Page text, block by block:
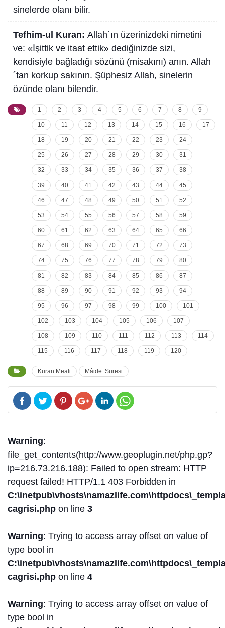
sinelerde olanı bilir.
Tefhim-ul Kuran: Allah´ın üzerinizdeki nimetini
ve: «İşittik ve itaat ettik» dediğinizde sizi,
kendisiyle bağladığı sözünü (misakını) anın. Allah
´tan korkup sakının. Şüphesiz Allah, sinelerin
özünde olanı bilendir.
1 2 3 4 5 6 7 8 9
10 11 12 13 14 15 16 17
18 19 20 21 22 23 24
25 26 27 28 29 30 31
32 33 34 35 36 37 38
39 40 41 42 43 44 45
46 47 48 49 50 51 52
53 54 55 56 57 58 59
60 61 62 63 64 65 66
67 68 69 70 71 72 73
74 75 76 77 78 79 80
81 82 83 84 85 86 87
88 89 90 91 92 93 94
95 96 97 98 99 100 101
102 103 104 105 106 107
108 109 110 111 112 113 114
115 116 117 118 119 120
Kuran Meali Mâide Suresi
Warning:
file_get_contents(http://www.geoplugin.net/php.gp?
ip=216.73.216.188): Failed to open stream: HTTP
request failed! HTTP/1.1 403 Forbidden in
cagrisi.php on line 3
Warning: Trying to access array offset on value of
type bool in
cagrisi.php on line 4
Warning: Trying to access array offset on value of
type bool in